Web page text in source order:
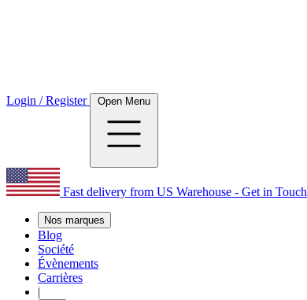
Login / Register Open Menu
Fast delivery from US Warehouse - Get in Touch
Nos marques
Blog
Société
Évènements
Carrières
|